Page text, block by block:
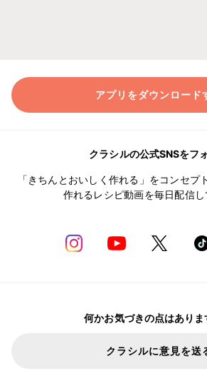
アプリをダウンロード
クラシルの公式SNSをフ
「きちんとおいしく作れる」をコンセプ
作れるレシピ動画を毎日配信し
何かお気づきの点はありま
クラシルに意見を送